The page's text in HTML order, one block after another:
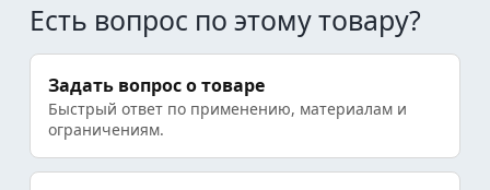
Есть вопрос по этому товару?
Задать вопрос о товаре
Быстрый ответ по применению, материалам и
ограничениям.